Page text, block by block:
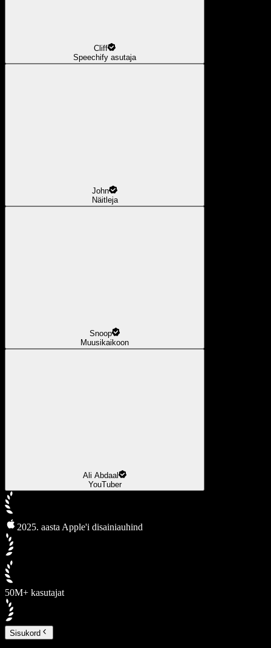
Cliff
Speechify asutaja
John
Näitleja
Snoop
Muusikaikoon
Ali Abdaal
YouTuber
2025. aasta Apple'i disainiauhind
50M+ kasutajat
Sisukord